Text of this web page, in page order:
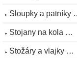
Sloupky a patníky …
Stojany na kola …
Stožáry a vlajky …